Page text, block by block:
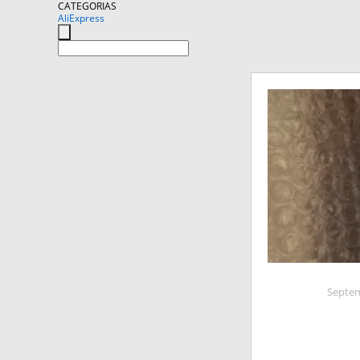
CATEGORIAS
AliExpress